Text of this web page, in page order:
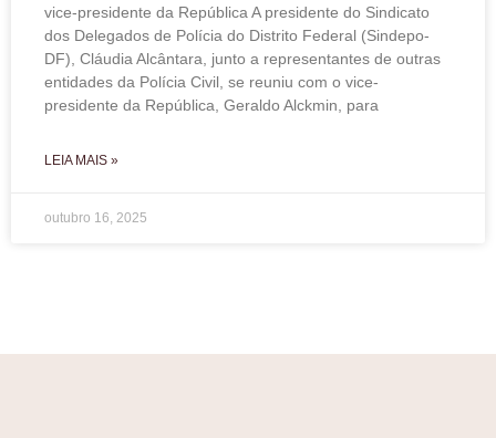
vice-presidente da República A presidente do Sindicato
dos Delegados de Polícia do Distrito Federal (Sindepo-
DF), Cláudia Alcântara, junto a representantes de outras
entidades da Polícia Civil, se reuniu com o vice-
presidente da República, Geraldo Alckmin, para
LEIA MAIS »
outubro 16, 2025